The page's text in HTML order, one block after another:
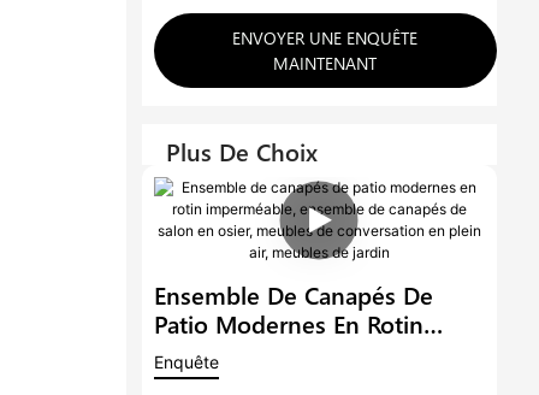
ENVOYER UNE ENQUÊTE
MAINTENANT
Plus De Choix
Ensemble De Canapés De
Patio Modernes En Rotin
Imperméable, Ensemble De
Canapés De Salon En Osier,
Enquête